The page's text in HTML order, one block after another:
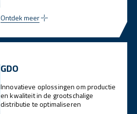
Ontdek meer
GDO
Innovatieve oplossingen om productie
en kwaliteit in de grootschalige
distributie te optimaliseren